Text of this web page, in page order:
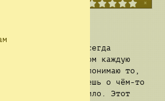
ребёнком, мне всегда
Я мечтал об этом каждую
И это — я так понимаю то,
когда мечтаешь о чём-то
кота погубило. Этот